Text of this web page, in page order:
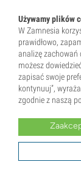
po prostu
znajdziesz swój
działania.
Używamy plików
W Zamnesia
prawidłowo,
analizę zachowań
możesz
zapisać swoje
kontynuuj”,
zgodnie z naszą